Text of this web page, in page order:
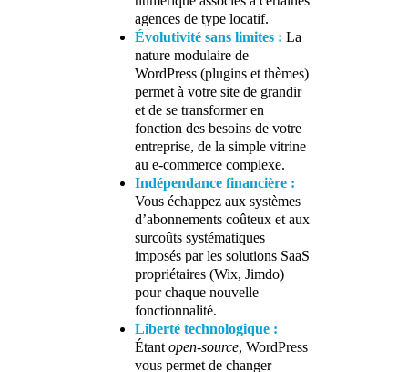
agences de type locatif.
Évolutivité sans limites : La
nature modulaire de
WordPress (plugins et thèmes)
permet à votre site de grandir
et de se transformer en
fonction des besoins de votre
entreprise, de la simple vitrine
au e-commerce complexe.
Indépendance financière :
Vous échappez aux systèmes
d’abonnements coûteux et aux
surcoûts systématiques
imposés par les solutions SaaS
propriétaires (Wix, Jimdo)
pour chaque nouvelle
fonctionnalité.
Liberté technologique :
Étantopen-source, WordPress
vous permet de changer